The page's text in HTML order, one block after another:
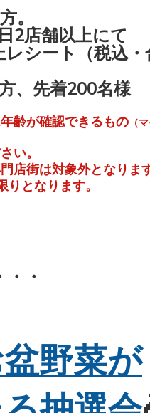
。
2店舗以上にて
レシート（税込・
、先着200名様
齢が確認できるもの （
い。
店街は対象外となります
となります。
・
野菜が